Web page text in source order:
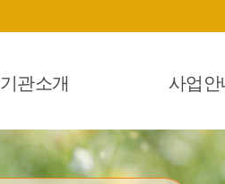
기관소개 사업안